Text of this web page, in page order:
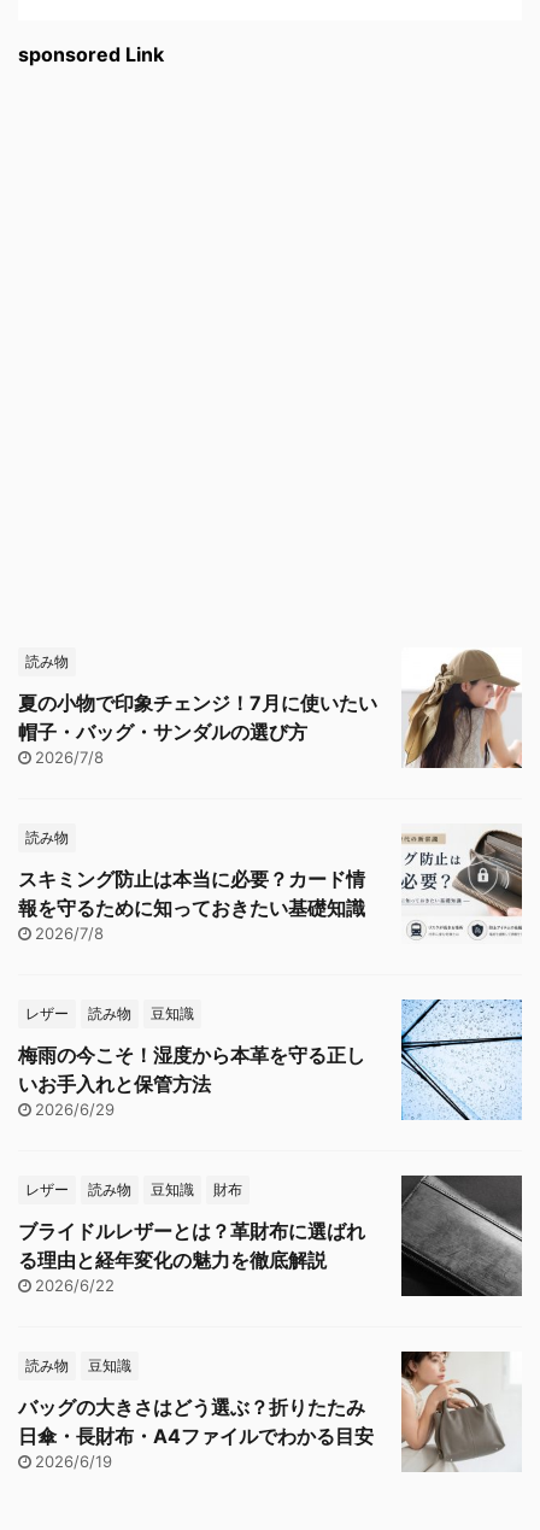
sponsored Link
読み物
夏の小物で印象チェンジ！7月に使いたい
帽子・バッグ・サンダルの選び方
2026/7/8
読み物
スキミング防止は本当に必要？カード情
報を守るために知っておきたい基礎知識
2026/7/8
レザー 読み物 豆知識
梅雨の今こそ！湿度から本革を守る正し
いお手入れと保管方法
2026/6/29
レザー 読み物 豆知識 財布
ブライドルレザーとは？革財布に選ばれ
る理由と経年変化の魅力を徹底解説
2026/6/22
読み物 豆知識
バッグの大きさはどう選ぶ？折りたたみ
日傘・長財布・A4ファイルでわかる目安
2026/6/19